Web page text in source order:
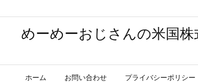
めーめーおじさんの米国
ホーム お問い合わせ プライバシーポリシー